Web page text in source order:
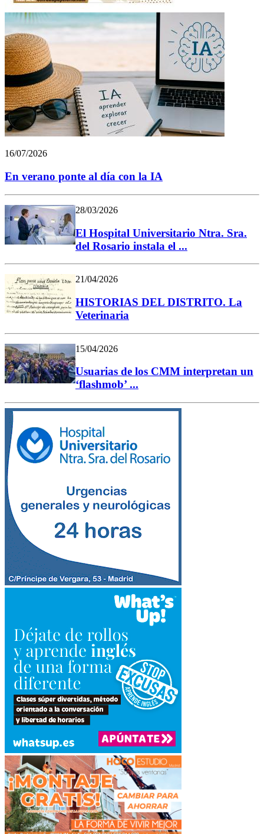
16/07/2026
En verano ponte al día con la IA
28/03/2026
El Hospital Universitario Ntra. Sra.
del Rosario instala el ...
21/04/2026
HISTORIAS DEL DISTRITO. La
Veterinaria
15/04/2026
Usuarias de los CMM interpretan un
‘flashmob’ ...